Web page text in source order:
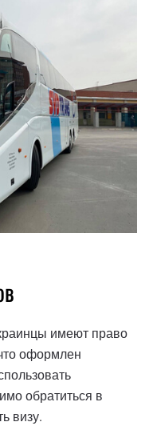
имеют право
оформлен
обратиться в
визу.